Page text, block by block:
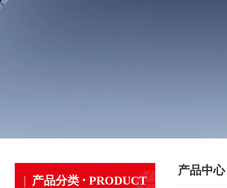
产品分类 · PRODUCT
产品中心